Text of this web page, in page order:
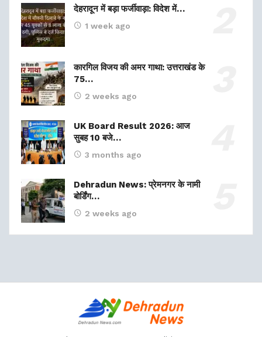
देहरादून में बड़ा फर्जीवाड़ा: विदेश में…
1 week ago
कारगिल विजय की अमर गाथा: उत्तराखंड के
75…
2 weeks ago
UK Board Result 2026: आज
सुबह 10 बजे…
3 months ago
Dehradun News: प्रेमनगर के नामी
बोर्डिंग…
2 weeks ago